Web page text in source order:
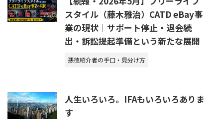
スタイル（藤木雅治）CATD eBay事
業の現状｜サポート停止・退会続
出・訴訟提起準備という新たな展開
悪徳紹介者の手口・見分け方
人生いろいろ。IFAもいろいろありま
す